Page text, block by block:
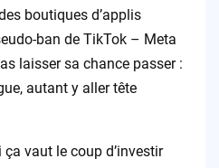
boutiques d’applis
ban de TikTok – Meta
laisser sa chance passer :
autant y aller tête
vaut le coup d’investir